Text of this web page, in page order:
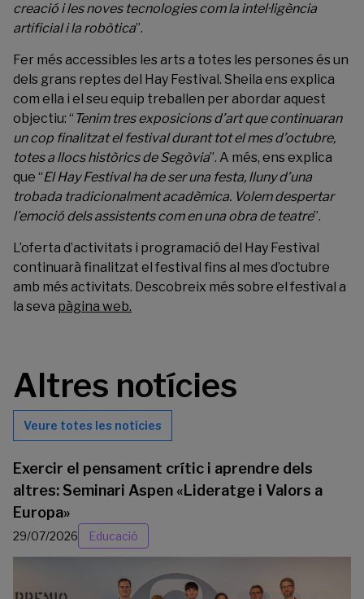
creació i les noves tecnologies com la intel·ligència
artificial i la robòtica”.
Fer més accessibles les arts a totes les persones és un
dels grans reptes del Hay Festival. Sheila ens explica
com ella i el seu equip treballen per abordar aquest
objectiu: “ Tenim tres exposicions d’art que continuaran
un cop finalitzat el festival durant tot el mes d’octubre,
totes a llocs històrics de Segòvia”. A més, ens explica
que “El Hay Festival ha de ser una festa, lluny d’una
trobada tradicionalment acadèmica. Volem despertar
l’emoció dels assistents com en una obra de teatre”.
L’oferta d’activitats i programació del Hay Festival
continuarà finalitzat el festival fins al mes d’octubre
amb més activitats. Descobreix més sobre el festival a
la seva pàgina web.
Altres notícies
Veure totes les notícies
Exercir el pensament crític i aprendre dels
altres: Seminari Aspen «Lideratge i Valors a
Europa»
29/07/2026 Educació